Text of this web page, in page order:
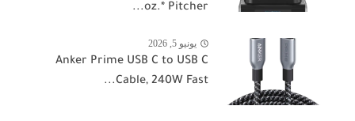
oz.* Pitcher...
يونيو 5, 2026
Anker Prime USB C to USB C
Cable, 240W Fast...